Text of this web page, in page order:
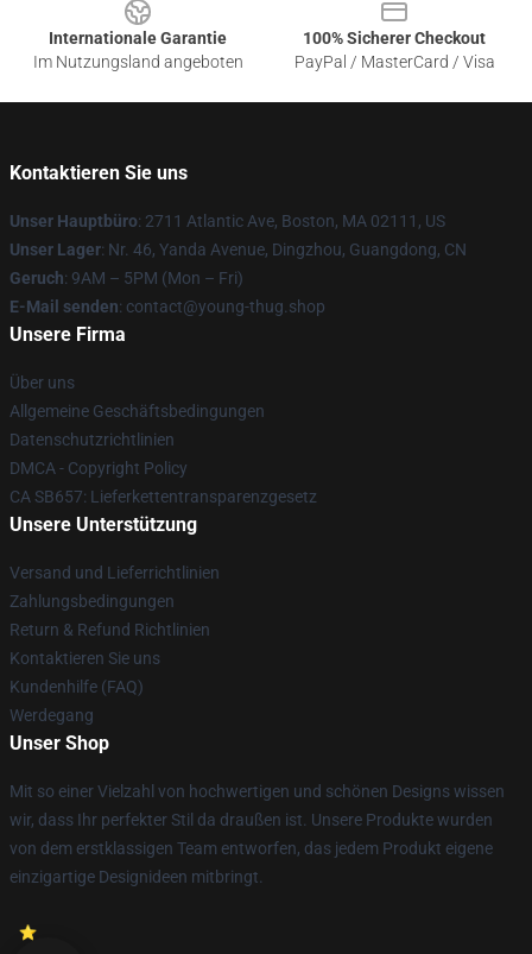
Internationale Garantie
Im Nutzungsland angeboten
100% Sicherer Checkout
PayPal / MasterCard / Visa
Kontaktieren Sie uns
Unser Hauptbüro: 2711 Atlantic Ave, Boston, MA 02111, US
Unser Lager: Nr. 46, Yanda Avenue, Dingzhou, Guangdong, CN
Geruch: 9AM – 5PM (Mon – Fri)
E-Mail senden: contact@young-thug.shop
Unsere Firma
Über uns
Allgemeine Geschäftsbedingungen
Datenschutzrichtlinien
DMCA - Copyright Policy
CA SB657: Lieferkettentransparenzgesetz
Unsere Unterstützung
Versand und Lieferrichtlinien
Zahlungsbedingungen
Return & Refund Richtlinien
Kontaktieren Sie uns
Kundenhilfe (FAQ)
Werdegang
Unser Shop
Mit so einer Vielzahl von hochwertigen und schönen Designs wissen
wir, dass Ihr perfekter Stil da draußen ist. Unsere Produkte wurden
von dem erstklassigen Team entworfen, das jedem Produkt eigene
einzigartige Designideen mitbringt.